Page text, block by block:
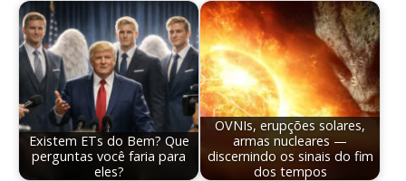
Existem ETs do Bem? Que
perguntas você faria para
eles?
OVNIs, erupções solares,
armas nucleares —
discernindo os sinais do fim
dos tempos